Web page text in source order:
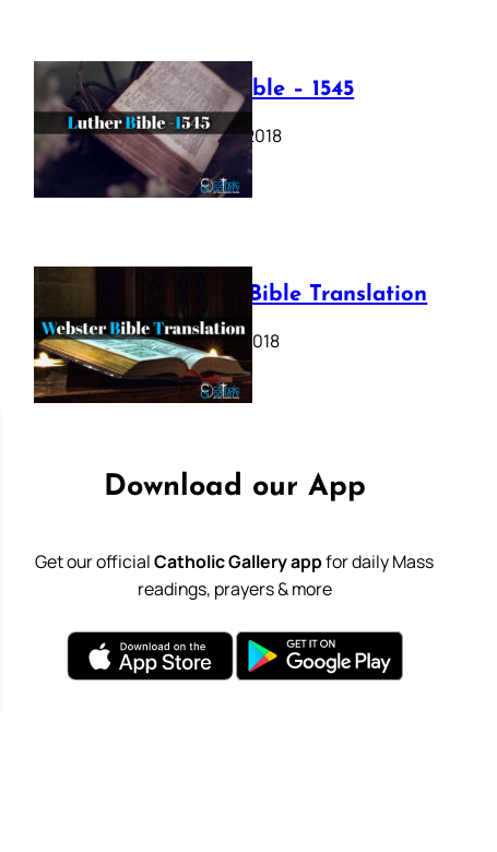
Luther Bible – 1545
October 17, 2018
Webster Bible Translation
October 11, 2018
Download our App
Get our officialCatholic Gallery appfor daily Mass
readings, prayers & more